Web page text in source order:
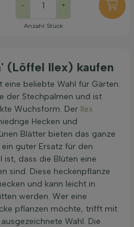
- +
Anzahl Stück
(Löffel Ilex) kaufen
eine beliebte Wahl für Gärten.
der Stechpalmen und ist
Wuchsform. Der Ilex
Hecken und
Blätter bieten das ganze
guter Ersatz für den
ist, dass die Blüten eine
sind. Diese heckenpflanze
und kann leicht in
werden. Wer eine
pflanzen möchte, trifft mit
Wahl. Die